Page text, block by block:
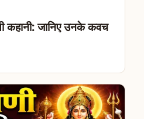
कहानी: जानिए उनके कवच